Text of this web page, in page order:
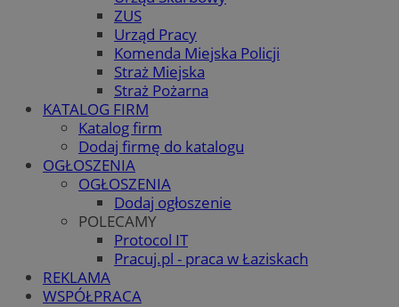
ZUS
Urząd Pracy
Komenda Miejska Policji
Straż Miejska
Straż Pożarna
KATALOG FIRM
Katalog firm
Dodaj firmę do katalogu
OGŁOSZENIA
OGŁOSZENIA
Dodaj ogłoszenie
POLECAMY
Protocol IT
Pracuj.pl - praca w Łaziskach
REKLAMA
WSPÓŁPRACA